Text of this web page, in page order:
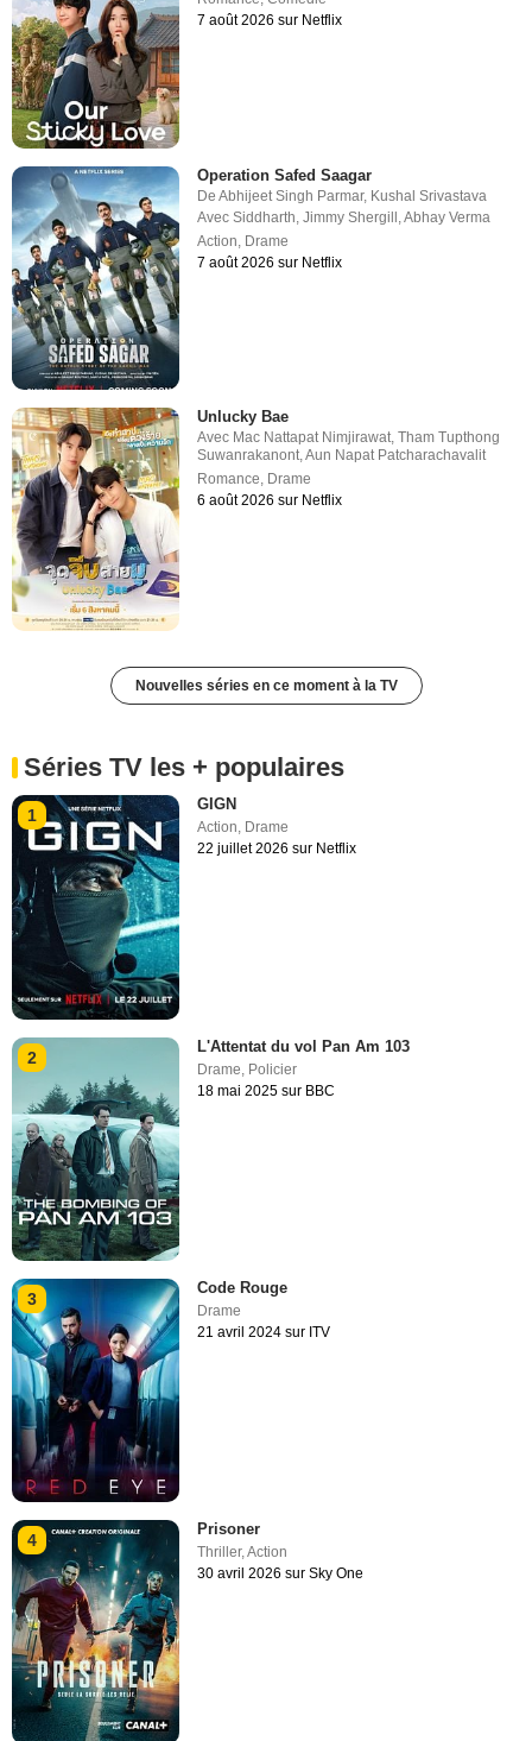
7 août 2026 sur Netflix
Operation Safed Saagar
DeAbhijeet Singh Parmar, Kushal Srivastava
AvecSiddharth ,Jimmy Shergill ,Abhay Verma
Action Drame
7 août 2026 sur Netflix
Unlucky Bae
Avec Mac Nattapat Nimjirawat,Tham Tupthong
Suwanrakanont,Aun Napat Patcharachavalit
Romance, Drame
6 août 2026 sur Netflix
Nouvelles séries en ce moment à la TV
Séries TV les + populaires
1
GIGN
Action, Drame
22 juillet 2026 sur Netflix
2
L'Attentat du vol Pan Am 103
Drame Policier
18 mai 2025 sur BBC
3
Code Rouge
Drame
21 avril 2024 sur ITV
4
Prisoner
Thriller,Action
30 avril 2026 sur Sky One